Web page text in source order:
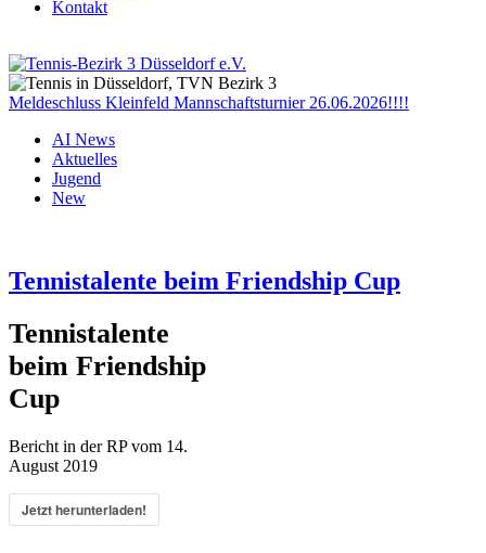
Kontakt
Meldeschluss Kleinfeld Mannschaftsturnier 26.06.2026!!!!
AI News
Aktuelles
Jugend
New
Tennistalente beim Friendship Cup
Tennistalente
beim Friendship
Cup
Bericht in der RP vom 14.
August 2019
Jetzt herunterladen!